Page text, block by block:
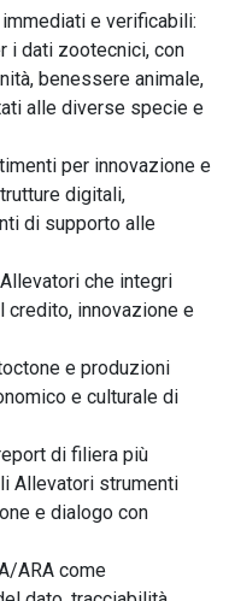
e verificabili:
i dati zootecnici, con
benessere animale,
alle diverse specie e
per innovazione e
digitali,
di supporto alle
che integri
credito, innovazione e
e produzioni
e culturale di
di filiera più
Allevatori strumenti
e dialogo con
ARA come